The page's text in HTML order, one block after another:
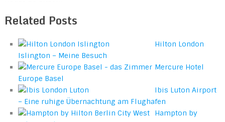
Related Posts
Hilton London
Islington – Meine Besuch
Mercure Hotel
Europe Basel
Ibis Luton Airport
– Eine ruhige Übernachtung am Flughafen
Hampton by